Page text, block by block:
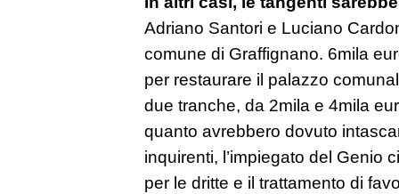
Adriano Santori e Luciano
comune di Graffignano. 6mila
per restaurare il palazzo
due tranche, da 2mila e 4mila
quanto avrebbero dovuto
inquirenti, l’impiegato del Genio
per le dritte e il trattamento di